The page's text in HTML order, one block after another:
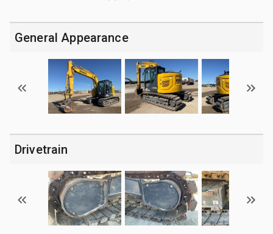
General Appearance
Drivetrain